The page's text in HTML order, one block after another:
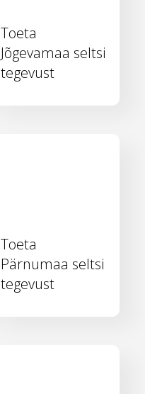
Toeta
Jõgevamaa seltsi
tegevust
Toeta
Pärnumaa seltsi
tegevust